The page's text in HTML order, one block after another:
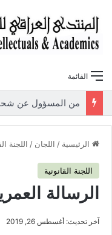
القائمة
الرئيسية / اللجان / اللجنة
اللجنة القانونية
الرسالة
آخر تحديث: أغسطس 26, 2019